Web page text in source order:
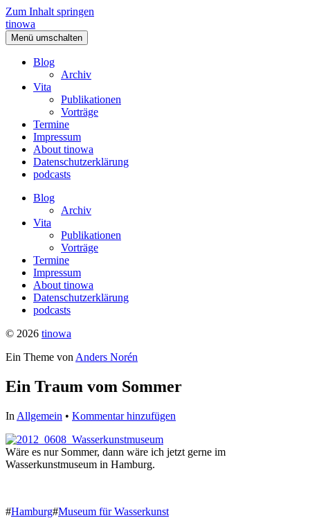
Zum Inhalt springen
tinowa
Menü umschalten
Blog
Archiv
Vita
Publikationen
Vorträge
Termine
Impressum
About tinowa
Datenschutzerklärung
podcasts
Blog
Archiv
Vita
Publikationen
Vorträge
Termine
Impressum
About tinowa
Datenschutzerklärung
podcasts
© 2026 tinowa
Ein Theme von Anders Norén
Ein Traum vom Sommer
In Allgemein • Kommentar hinzufügen
Wäre es nur Sommer, dann wäre ich jetzt gerne im
Wasserkunstmuseum in Hamburg.
#Hamburg#Museum für Wasserkunst